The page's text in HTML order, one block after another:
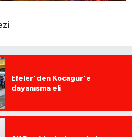
Efeler'den Kocagür'e
dayanışma eli